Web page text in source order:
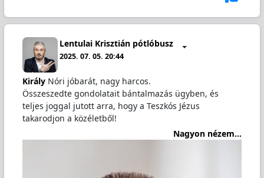
Lentulai Krisztián pótlóbusz
2025. 07. 05. 20:44
KirályNóri jóbarát, nagy harcos.
Összeszedte gondolatait bántalmazás ügyben, és
teljes joggal jutott arra, hogy a Teszkós Jézus
takarodjon a közéletből!
Nagyon nézem...